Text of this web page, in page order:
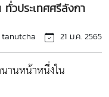
วประเทศศรีลังกา
tanutcha 21 ม.ค. 2565
านหน้าหนึ่งใน